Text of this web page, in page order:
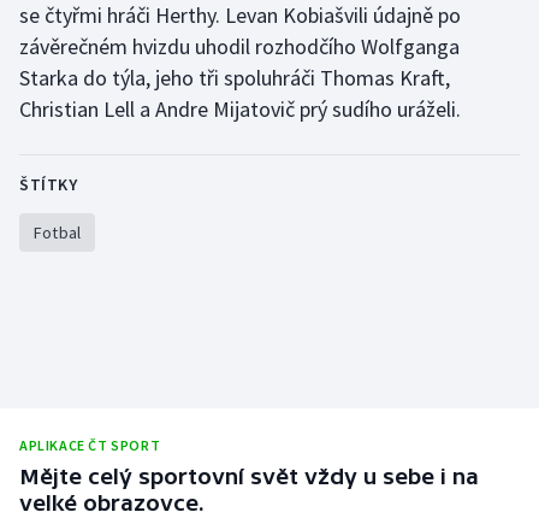
Plavání
Plážový volejbal
Stolní tenis
Triatlon
se čtyřmi hráči Herthy. Levan Kobiašvili údajně po
závěrečném hvizdu uhodil rozhodčího Wolfganga
Starka do týla, jeho tři spoluhráči Thomas Kraft,
Christian Lell a Andre Mijatovič prý sudího uráželi.
ŠTÍTKY
Fotbal
APLIKACE ČT SPORT
Mějte celý sportovní svět vždy u sebe i na
velké obrazovce.